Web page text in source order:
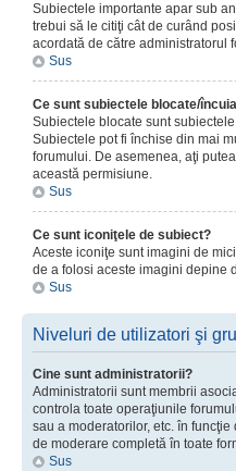
Subiectele importante apar sub
trebui să le citiţi cât de curând
acordată de către administratorul
Sus
Ce sunt subiectele blocate/
Subiectele blocate sunt
Subiectele pot fi închise din mai
forumului. De asemenea, aţi
această permisiune.
Sus
Ce sunt iconiţele de subiect?
Aceste iconiţe sunt imagini de
de a folosi aceste imagini depine
Sus
Niveluri de utilizatori şi
Cine sunt administratorii?
Administratorii sunt membrii
controla toate operaţiunile
sau a moderatorilor, etc. în
de moderare completă în toate
Sus